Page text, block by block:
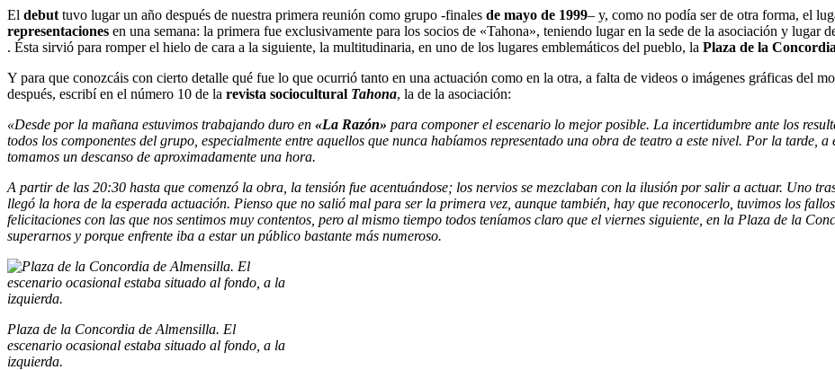
El debut tuvo lugar un año después de nuestra primera reunión como grupo -finales de mayo de 1999– y, como no podía ser de otra forma, el
representaciones en una semana: la primera fue exclusivamente para los socios de «Tahona», teniendo lugar en la sede de la asociación y lugar
. Ésta sirvió para romper el hielo de cara a la siguiente, la multitudinaria, en uno de los lugares emblemáticos del pueblo, la Plaza de la Concordia
Y para que conozcáis con cierto detalle qué fue lo que ocurrió tanto en una actuación como en la otra, a falta de videos o imágenes gráficas del
después, escribí en el número 10 de la revista sociocultural Tahona, la de la asociación:
«Desde por la mañana estuvimos trabajando duro en «La Razón» para componer el escenario lo mejor posible. La incertidumbre ante los
todos los componentes del grupo, especialmente entre aquellos que nunca habíamos representado una obra de teatro a este nivel. Por la tarde,
tomamos un descanso de aproximadamente una hora.
A partir de las 20:30 hasta que comenzó la obra, la tensión fue acentuándose; los nervios se mezclaban con la ilusión por salir a actuar. Uno
llegó la hora de la esperada actuación. Pienso que no salió mal para ser la primera vez, aunque también, hay que reconocerlo, tuvimos los
felicitaciones con las que nos sentimos muy contentos, pero al mismo tiempo todos teníamos claro que el viernes siguiente, en la Plaza de la
superarnos y porque enfrente iba a estar un público bastante más numeroso.
Plaza de la Concordia de Almensilla. El
escenario ocasional estaba situado al fondo, a la
izquierda.